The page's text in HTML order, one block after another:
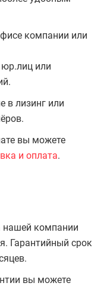
компании или
или
в лизинг или
вы можете
и оплата.
нашей компании
Гарантийный срок
вы можете